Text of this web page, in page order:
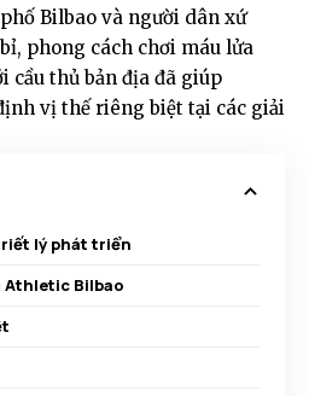
Bilbao và người dân xứ
phong cách chơi máu lửa
cầu thủ bản địa đã giúp
vị thế riêng biệt tại các giải
lý phát triển
Athletic Bilbao